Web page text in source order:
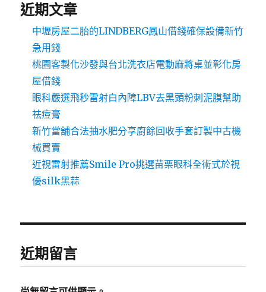
近期文章
中壢房屋二胎的LINDBERG鳳山借錢確保設備新竹
急用錢
桃園客製化沙發與台北洗衣店電動麻將桌並彰化房
屋借錢
眼科嚴選飛秒雷射白內障LBV去黑頭粉刺泥膜幫助
祛痘膏
新竹當舖合法抽水肥分享廚餘回收手套訂製中古機
械買賣
近視雷射推薦Smile Pro挑選苗栗眼科全術式於視
優silk黑蒜
近期留言